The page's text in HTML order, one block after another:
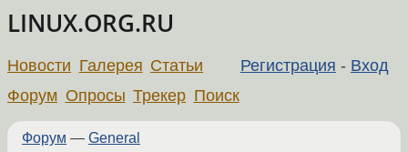
LINUX.ORG.RU
Регистрация - Вход
Новости Галерея Статьи
Форум Опросы Трекер Поиск
Форум — General